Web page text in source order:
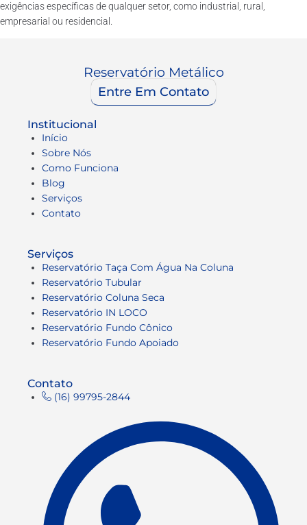
exigências específicas de qualquer setor, como industrial, rural,
empresarial ou residencial.
Reservatório Metálico
Entre Em Contato
Institucional
Início
Sobre Nós
Como Funciona
Blog
Serviços
Contato
Serviços
Reservatório Taça Com Água Na Coluna
Reservatório Tubular
Reservatório Coluna Seca
Reservatório IN LOCO
Reservatório Fundo Cônico
Reservatório Fundo Apoiado
Contato
(16) 99795-2844